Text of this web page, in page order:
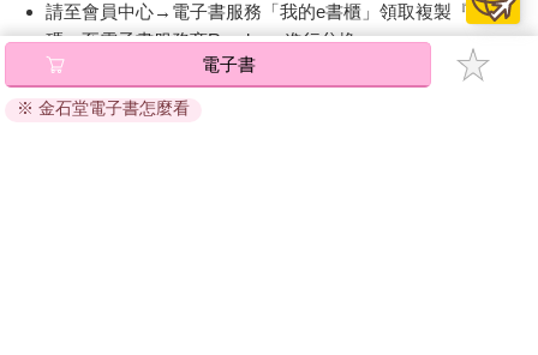
請至會員中心→電子書服務「我的e書櫃」領取複製『兌換
碼』至電子書服務商Readmoo進行兌換。
退換貨須知：
因版權保護，您在金石堂所購買的電子書僅能以金石堂專屬
電子書
※ 金石堂電子書怎麼看